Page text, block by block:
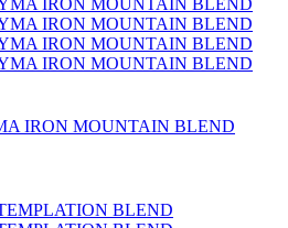
IRON MOUNTAIN BLEND